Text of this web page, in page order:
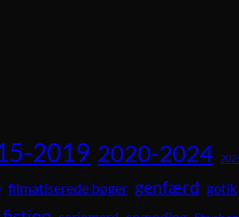
2019 2020-2024
filmatiserede bøger genfærd gotik